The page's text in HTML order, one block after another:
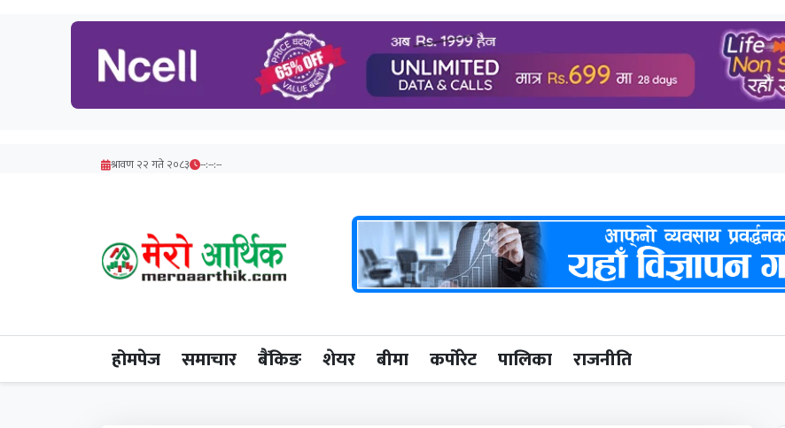
श्रावण २२ गते २०८३ --:--:--
होमपेज समाचार बैंकिङ शेयर बीमा कर्पोरेट पालिका राजनीति